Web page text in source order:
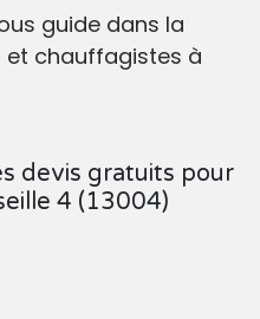
guide dans la
et chauffagistes à
devis gratuits pour
4 (13004)